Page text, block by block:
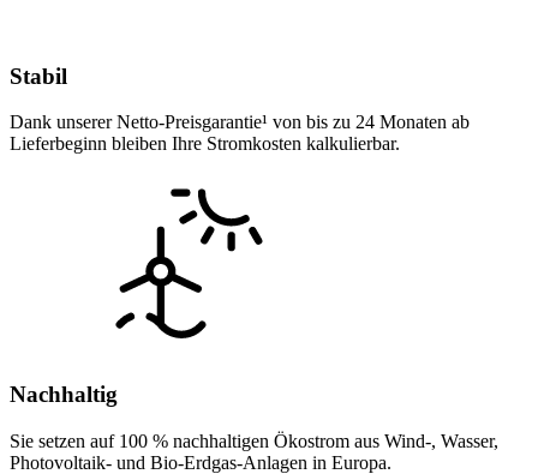
Stabil
Dank unserer Netto-Preisgarantie¹ von bis zu 24 Monaten ab
Lieferbeginn bleiben Ihre Stromkosten kalkulierbar.
Nachhaltig
Sie setzen auf 100 % nachhaltigen Ökostrom aus Wind-, Wasser,
Photovoltaik- und Bio-Erdgas-Anlagen in Europa.